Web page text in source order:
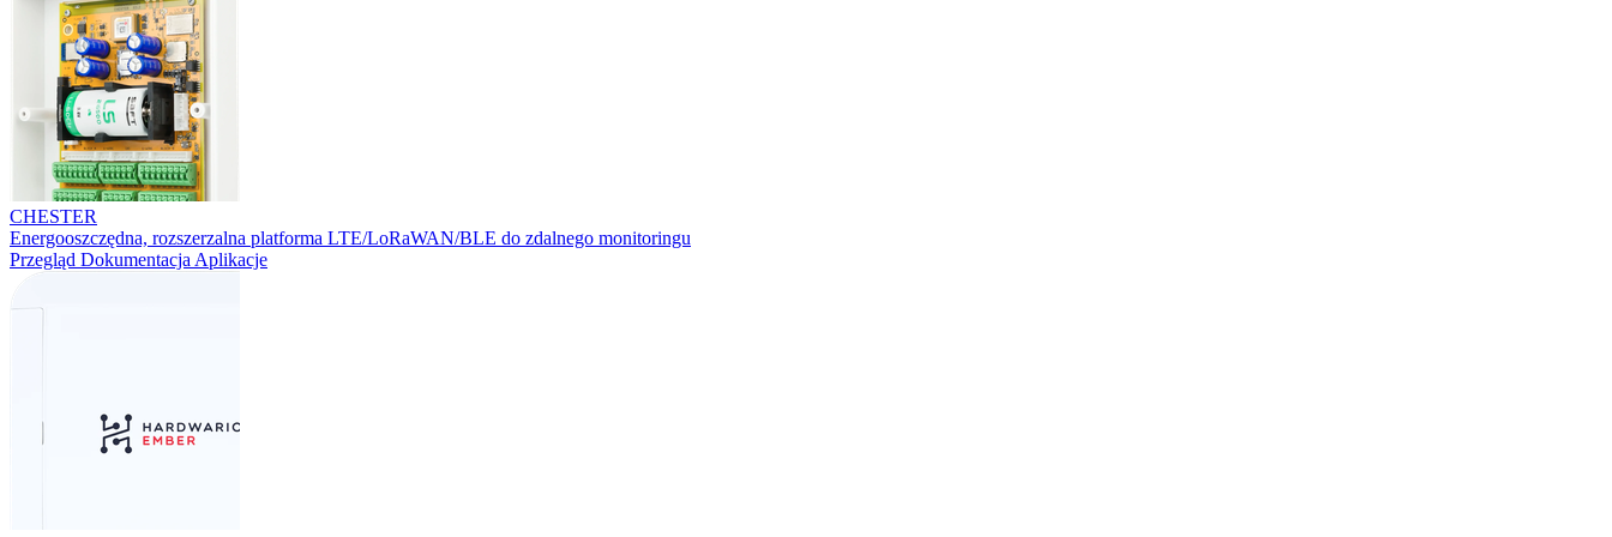
CHESTER
Energooszczędna, rozszerzalna platforma LTE/LoRaWAN/BLE do zdalnego monitoringu
Przegląd Dokumentacja Aplikacje